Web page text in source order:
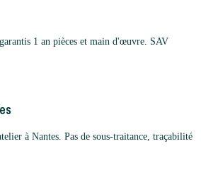
1 an pièces et main d'œuvre. SAV
à Nantes. Pas de sous-traitance, traçabilité